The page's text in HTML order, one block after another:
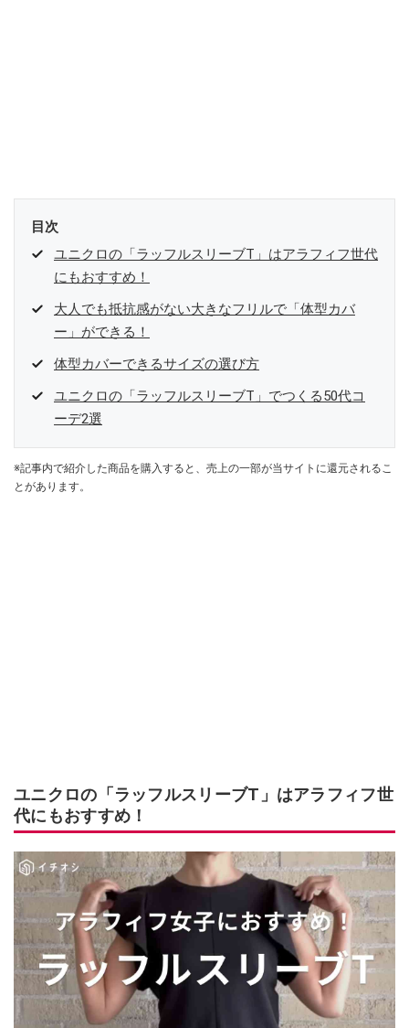
目次
ユニクロの「ラッフルスリーブT」はアラフィフ世代
にもおすすめ！
大人でも抵抗感がない大きなフリルで「体型カバ
ー」ができる！
体型カバーできるサイズの選び方
ユニクロの「ラッフルスリーブT」でつくる50代コ
ーデ2選
※記事内で紹介した商品を購入すると、売上の一部が当サイトに還元されるこ
とがあります。
ユニクロの「ラッフルスリーブT」はアラフィフ世
代にもおすすめ！